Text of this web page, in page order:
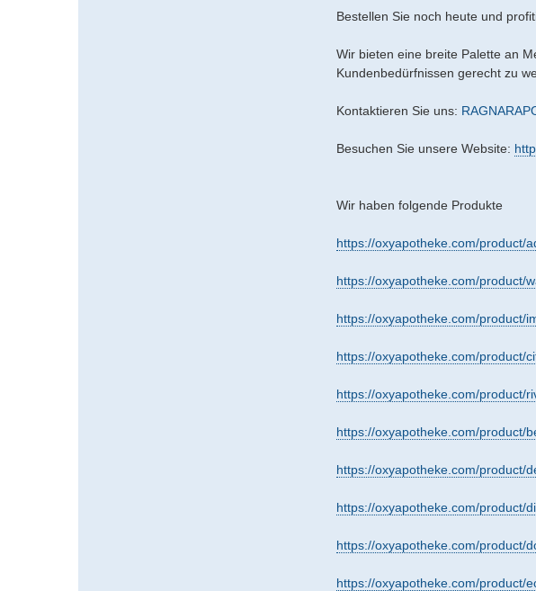
Bestellen Sie noch heute und
Wir bieten eine breite Palette an
Kundenbedürfnissen gerecht zu
Kontaktieren Sie uns:
Besuchen Sie unsere Website:
Wir haben folgende Produkte
https://oxyapotheke.com/product/
https://oxyapotheke.com/product/
https://oxyapotheke.com/product/
https://oxyapotheke.com/product/
https://oxyapotheke.com/product/
https://oxyapotheke.com/product/
https://oxyapotheke.com/product/
https://oxyapotheke.com/product/
https://oxyapotheke.com/product/
https://oxyapotheke.com/product/